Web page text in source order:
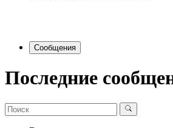
Сообщения
Последние